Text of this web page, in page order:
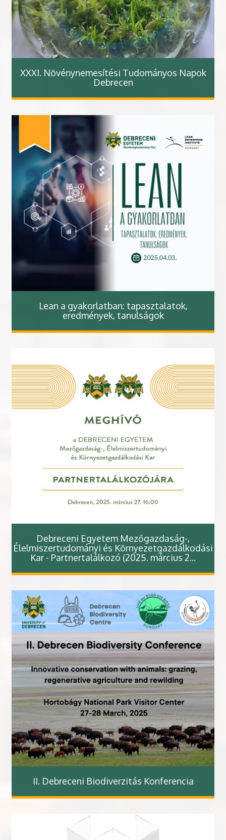
XXXI. Növénynemesítési Tudományos Napok
Debrecen
Lean a gyakorlatban: tapasztalatok,
eredmények, tanulságok
Debreceni Egyetem Mezőgazdaság-,
Élelmiszertudományi és Környezetgazdálkodási
Kar - Partnertalálkozó (2025. március 2...
II. Debreceni Biodiverzitás Konferencia